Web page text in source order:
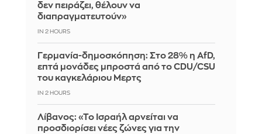
δεν πειράζει, θέλουν να
διαπραγματευτούν»
IN 2 HOURS
Γερμανία-δημοσκόπηση: Στο 28% η AfD,
επτά μονάδες μπροστά από το CDU/CSU
του καγκελάριου Μερτς
IN 2 HOURS
Λίβανος: «Το Ισραήλ αρνείται να
προσδιορίσει νέες ζώνες για την